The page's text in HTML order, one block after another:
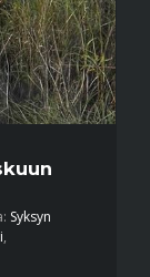
Syksyn
,